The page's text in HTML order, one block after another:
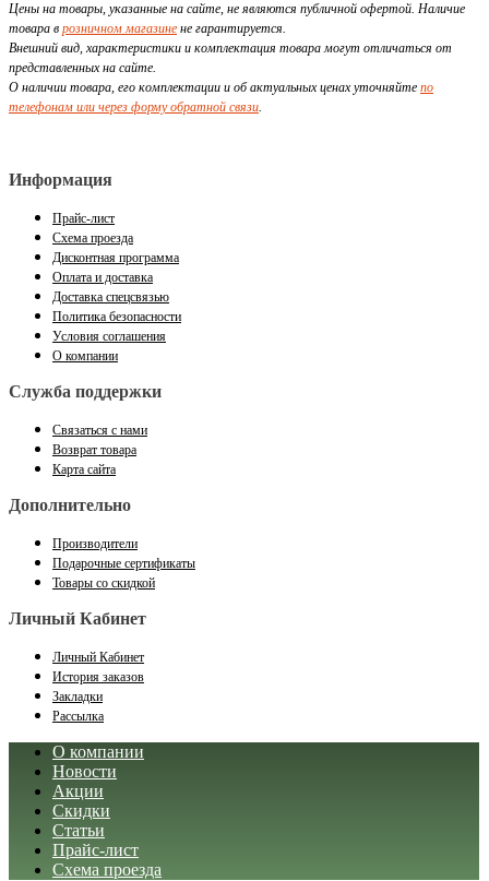
Цены на товары, указанные на сайте, не являются публичной офертой. Наличие
товара в розничном магазине не гарантируется.
Внешний вид, характеристики и комплектация товара могут отличаться от
представленных на сайте.
О наличии товара, его комплектации и об актуальных ценах уточняйте по
телефонам или через форму обратной связи.
Информация
Прайс-лист
Схема проезда
Дисконтная программа
Оплата и доставка
Доставка спецсвязью
Политика безопасности
Условия соглашения
О компании
Служба поддержки
Связаться с нами
Возврат товара
Карта сайта
Дополнительно
Производители
Подарочные сертификаты
Товары со скидкой
Личный Кабинет
Личный Кабинет
История заказов
Закладки
Рассылка
О компании
Новости
Акции
Скидки
Статьи
Прайс-лист
Схема проезда